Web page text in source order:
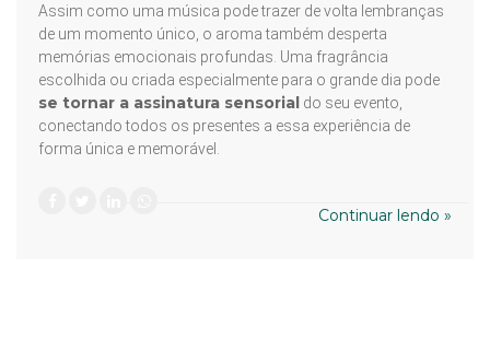
Assim como uma música pode trazer de volta lembranças
de um momento único, o aroma também desperta
memórias emocionais profundas. Uma fragrância
escolhida ou criada especialmente para o grande dia pode
se tornar a assinatura sensorial do seu evento,
conectando todos os presentes a essa experiência de
forma única e memorável.
Continuar lendo »